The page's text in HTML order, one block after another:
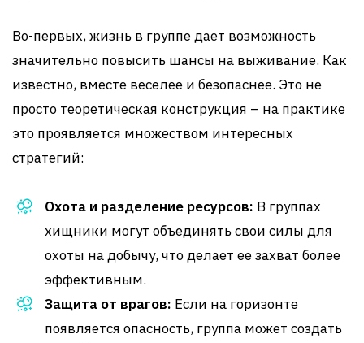
Во-первых, жизнь в группе дает возможность
значительно повысить шансы на выживание. Как
известно, вместе веселее и безопаснее. Это не
просто теоретическая конструкция – на практике
это проявляется множеством интересных
стратегий:
Охота и разделение ресурсов: В группах
хищники могут объединять свои силы для
охоты на добычу, что делает ее захват более
эффективным.
Защита от врагов: Если на горизонте
появляется опасность, группа может создать